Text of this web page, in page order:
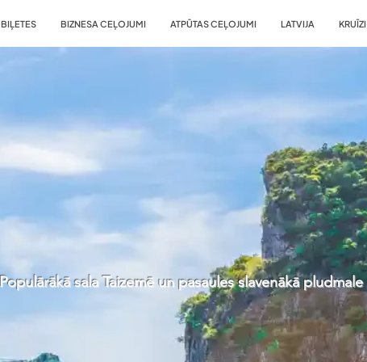
BIZNESA CEĻOJUMI ATPŪTAS CEĻOJUMI LATVIJA KRUĪZI
sala Taizemē un pasaules slavenākā pludmale